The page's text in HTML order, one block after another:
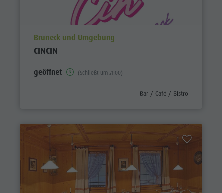
aria.poi_location_prefix
Bruneck und Umgebung
CINCIN
geöffnet (Schließt um 21:00)
aria.poi_category_prefix
Bar / Café / Bistro